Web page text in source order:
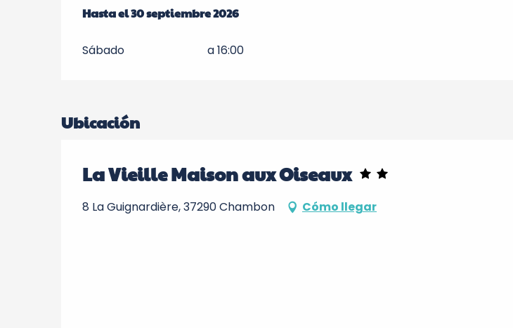
Del1 abril 2026al30 septiembre 2026
Hasta el30 septiembre 2026
Sábado a 16:00
Ubicación
La Vieille Maison aux Oiseaux
8 La Guignardière, 37290 Chambon Cómo llegar